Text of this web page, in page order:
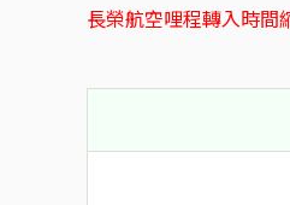
長榮航空哩程轉入時間